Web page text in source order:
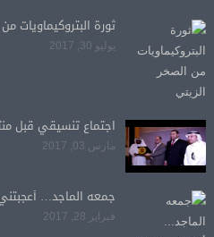
ثورة البتروكيماويات
يوليو 30, 2017
اجتماع تنسيقي قبل
مارس 03, 2017
جمعه الماجد…
فبراير 28, 2017